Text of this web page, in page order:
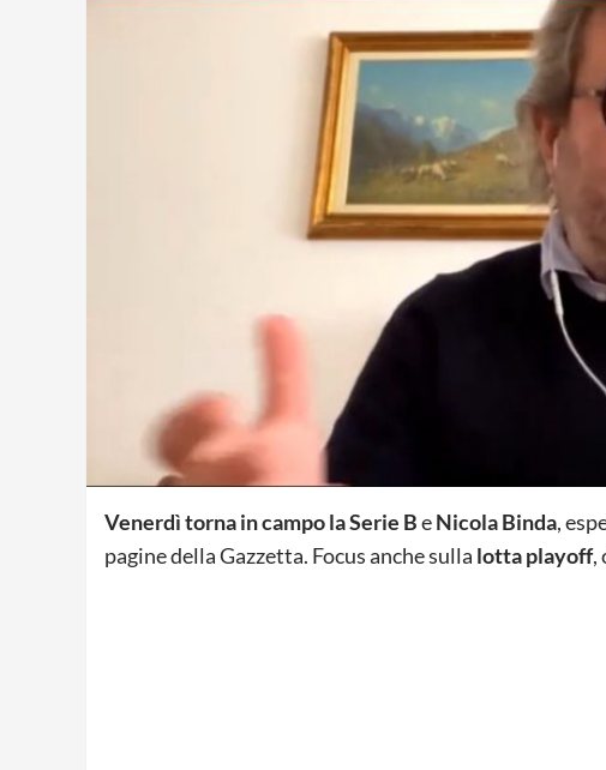
Venerdì torna in campo la Serie BeNicola Binda,
pagine della Gazzetta. Focus anche sulla lotta playoff,